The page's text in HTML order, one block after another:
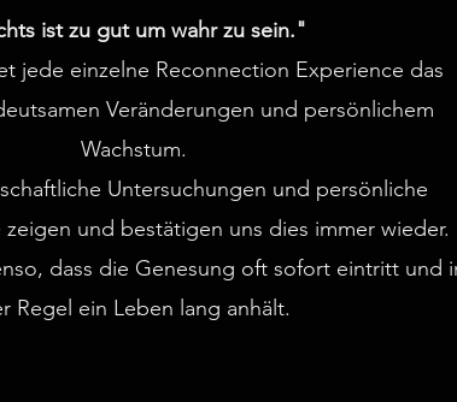
ist zu gut um wahr zu sein."
jede einzelne Reconnection Experience das
Veränderungen und persönlichem
Wachstum.
Untersuchungen und persönliche
und bestätigen uns dies immer wieder.
dass die Genesung oft sofort eintritt und
Regel ein Leben lang anhält.